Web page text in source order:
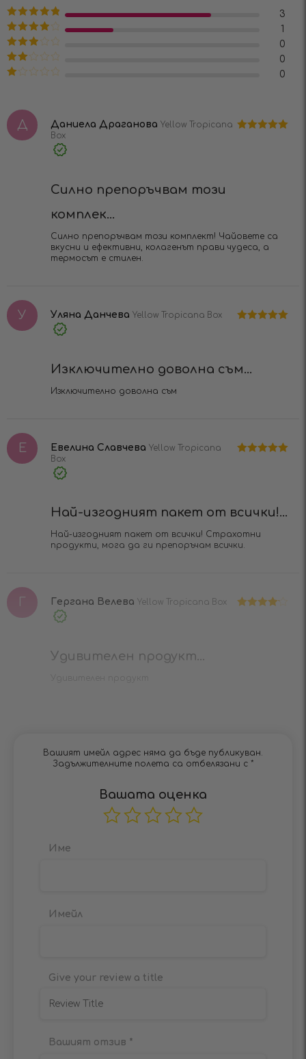
Оценено на
5
от 5
3
Оценено
на4 от 5
1
Оценено
на
3
от
5
0
Оценено
0
от
0
Д Даниела Драганова Yellow Tropicana
Box
Силно препоръчвам този
комплек...
Силно препоръчвам този комплект! Чайовете са
вкусни и ефективни, колагенът прави чудеса, а
термосът е стилен.
У Уляна Данчева Yellow Tropicana Box
Изключително доволна съм...
Изключително доволна съм
Е Евелина Славчева Yellow Tropicana
Box
Най-изгодният пакет от всички!...
Най-изгодният пакет от всички! Страхотни
продукти, мога да ги препоръчам всички.
Гергана Велева Yellow Tropicana Box
Удивителен продукт...
Вашият имейл адрес няма да бъде публикуван.
Задължителните полета са отбелязани с *
Give your review a title
Вашата оценка
Вашият отзив *
Име
Имейл